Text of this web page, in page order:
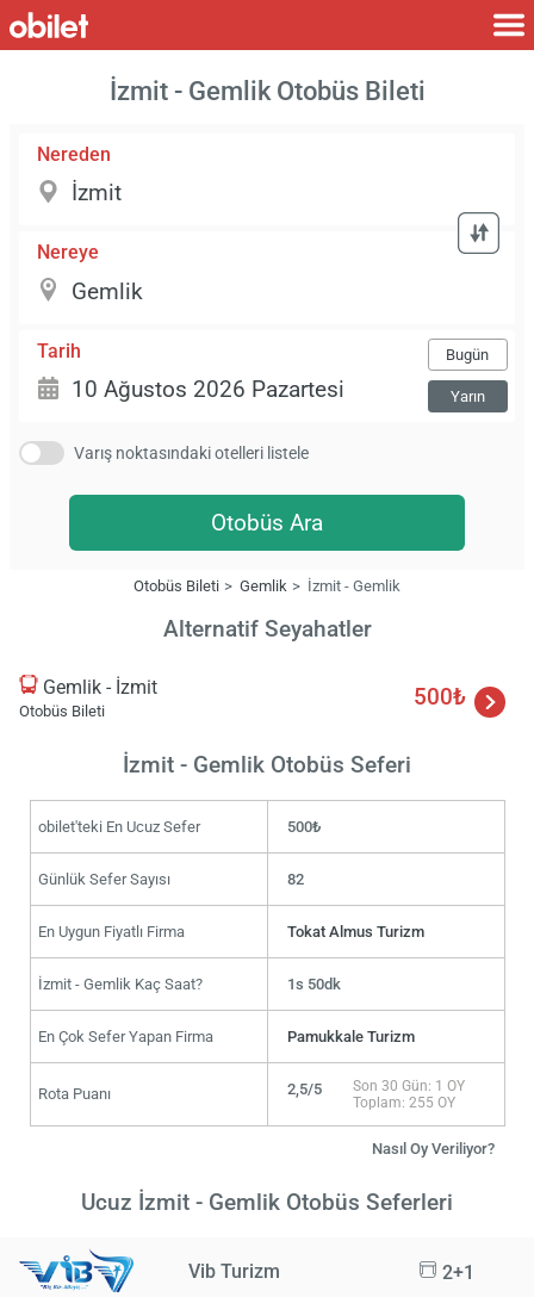
İzmit - Gemlik Otobüs Bileti
Nereden
Nereye
Tarih Bugün
Yarın
Varış noktasındaki otelleri listele
Otobüs Ara
Otobüs Bileti Gemlik İzmit - Gemlik
Alternatif Seyahatler
Gemlik - İzmit
Otobüs Bileti
500₺
İzmit - Gemlik Otobüs Seferi
obilet'teki En Ucuz Sefer 500₺
Günlük Sefer Sayısı 82
En Uygun Fiyatlı Firma Tokat Almus Turizm
İzmit - Gemlik Kaç Saat? 1s 50dk
En Çok Sefer Yapan Firma Pamukkale Turizm
Rota Puanı 2,5/5
Son 30 Gün: 1 OY
Toplam: 255 OY
Nasıl Oy Veriliyor?
Ucuz İzmit - Gemlik Otobüs Seferleri
Vib Turizm 2+1